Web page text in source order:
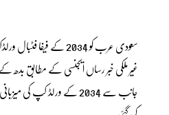
سعودی عرب کو 2034 کے فیفا فٹبال ورلڈکپ کی میزبانی مل گئی۔
غیر ملکی خبر رساں ایجنسی کے مطابق بدھ کے
جانب سے 2034 کے ورلڈ کپ